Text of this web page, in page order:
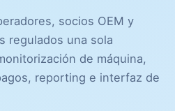
socios OEM y
regulados una sola
de máquina,
reporting e interfaz de